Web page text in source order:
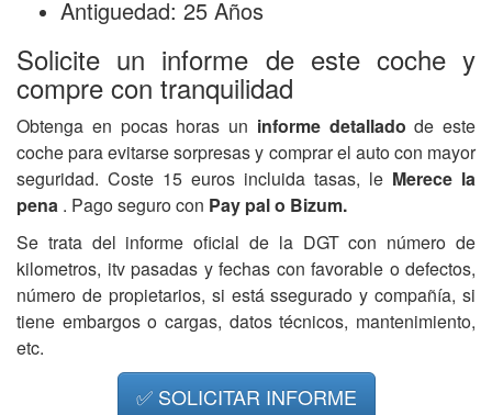
Antiguedad: 25 Años
Solicite un informe de este coche y
compre con tranquilidad
Obtenga en pocas horas un informe detalladode este
coche para evitarse sorpresas y comprar el auto con mayor
seguridad. Coste 15 euros incluida tasas, le Merece la
pena . Pago seguro con Pay pal o Bizum.
Se trata del informe oficial de la DGT con número de
kilometros, itv pasadas y fechas con favorable o defectos,
número de propietarios, si está ssegurado y compañía, si
tiene embargos o cargas, datos técnicos, mantenimiento,
etc.
✅ SOLICITAR INFORME